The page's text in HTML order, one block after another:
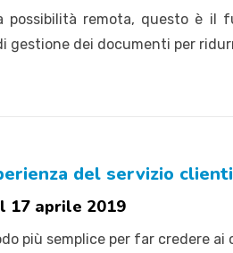
possibilità remota, questo è
gestione dei documenti per
del servizio
17 aprile 2019
più semplice per far credere